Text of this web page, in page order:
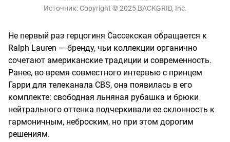
Источник: Copyright © 2025 BACKGRID, Inc.
Не первый раз герцогиня Сассекская обращается к
Ralph Lauren — бренду, чьи коллекции органично
сочетают американские традиции и современность.
Ранее, во время совместного интервью с принцем
Гарри для телеканала CBS, она появилась в его
комплекте: свободная льняная рубашка и брюки
нейтрального оттенка подчеркивали ее склонность к
гармоничным, неброским, но при этом дорогим
решениям.